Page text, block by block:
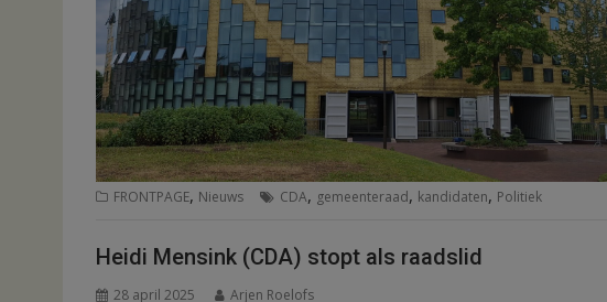
FRONTPAGE, Nieuws CDA, gemeenteraad, kandidaten, Politiek
Heidi Mensink (CDA) stopt als raadslid
28 april 2025 Arjen Roelofs